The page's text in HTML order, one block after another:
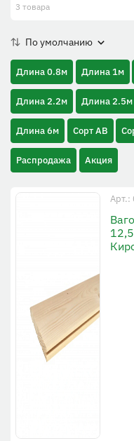
3 товара
По умолчанию
Длина 0.8м Длина 1м
Длина 2.2м Длина 2.5м
Длина 6м Сорт АВ
Распродажа Акция
Арт.: